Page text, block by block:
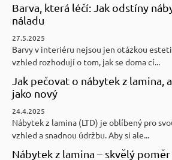
Barva, která léčí: Jak odstíny
náladu
27.5.2025
Barvy v interiéru nejsou jen otázkou
vzhled rozhodují o tom, jak se doma cí...
Jak pečovat o nábytek z lamina,
jako nový
24.4.2025
Nábytek z lamina (LTD) je oblíbený pro
vzhled a snadnou údržbu. Aby si ale...
Nábytek z lamina – skvělý poměr